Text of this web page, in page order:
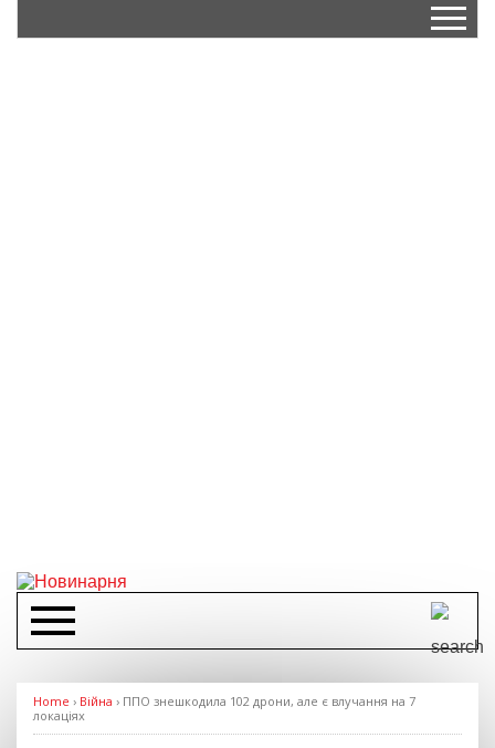
Home › Війна › ППО знешкодила 102 дрони, але є влучання на 7
локаціях